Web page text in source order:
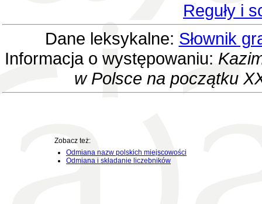
Reguły i
Dane leksykalne: Słownik
Informacja o występowaniu:
w Polsce na początku
Zobacz też:
Odmiana nazw polskich miejscowości
Odmiana i składanie liczebników